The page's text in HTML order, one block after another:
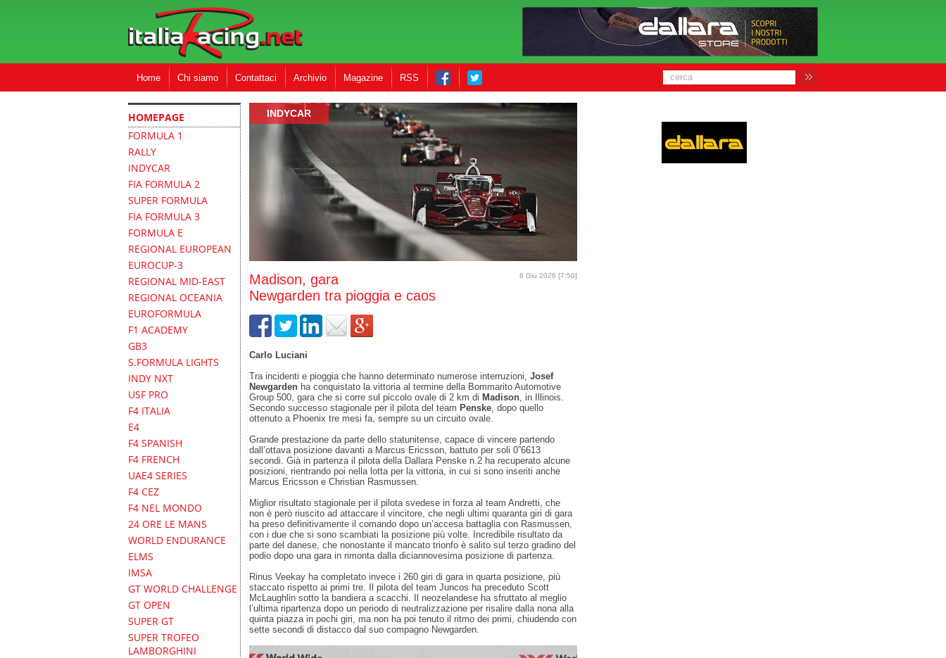
Home Chi siamo Contattaci Archivio Magazine RSS
HOMEPAGE
FORMULA 1
RALLY
INDYCAR
FIA FORMULA 2
SUPER FORMULA
FIA FORMULA 3
FORMULA E
REGIONAL EUROPEAN
EUROCUP-3
REGIONAL MID-EAST
REGIONAL OCEANIA
EUROFORMULA
F1 ACADEMY
GB3
S.FORMULA LIGHTS
INDY NXT
USF PRO
F4 ITALIA
E4
F4 SPANISH
F4 FRENCH
UAE4 SERIES
F4 CEZ
F4 NEL MONDO
24 ORE LE MANS
WORLD ENDURANCE
ELMS
IMSA
GT WORLD CHALLENGE
GT OPEN
SUPER GT
SUPER TROFEO
LAMBORGHINI
INDYCAR
8 Giu 2026 [7:50]
Madison, gara
Newgarden tra pioggia e caos
Carlo Luciani
Tra incidenti e pioggia che hanno determinato numerose interruzioni, Josef
Newgarden ha conquistato la vittoria al termine della Bommarito Automotive
Group 500, gara che si corre sul piccolo ovale di 2 km di Madison , in Illinois.
Secondo successo stagionale per il pilota del team Penske , dopo quello
ottenuto a Phoenix tre mesi fa, sempre su un circuito ovale.
Grande prestazione da parte dello statunitense, capace di vincere partendo
dall’ottava posizione davanti a Marcus Ericsson, battuto per soli 0”6613
secondi. Già in partenza il pilota della Dallara Penske n.2 ha recuperato alcune
posizioni, rientrando poi nella lotta per la vittoria, in cui si sono inseriti anche
Marcus Ericsson e Christian Rasmussen.
Miglior risultato stagionale per il pilota svedese in forza al team Andretti, che
non è però riuscito ad attaccare il vincitore, che negli ultimi quaranta giri di gara
ha preso definitivamente il comando dopo un’accesa battaglia con Rasmussen,
con i due che si sono scambiati la posizione più volte. Incredibile risultato da
parte del danese, che nonostante il mancato trionfo è salito sul terzo gradino del
podio dopo una gara in rimonta dalla diciannovesima posizione di partenza.
Rinus Veekay ha completato invece i 260 giri di gara in quarta posizione, più
staccato rispetto ai primi tre. Il pilota del team Juncos ha preceduto Scott
McLaughlin sotto la bandiera a scacchi. Il neozelandese ha sfruttato al meglio
l’ultima ripartenza dopo un periodo di neutralizzazione per risalire dalla nona alla
quinta piazza in pochi giri, ma non ha poi tenuto il ritmo dei primi, chiudendo con
sette secondi di distacco dal suo compagno Newgarden.